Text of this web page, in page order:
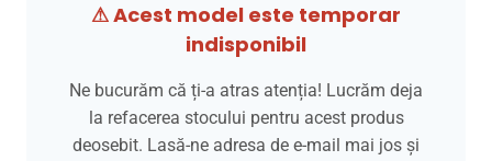
⚠ Acest model este temporar
indisponibil
Ne bucurăm că ți-a atras atenția! Lucrăm deja
la refacerea stocului pentru acest produs
deosebit. Lasă-ne adresa de e-mail mai jos și